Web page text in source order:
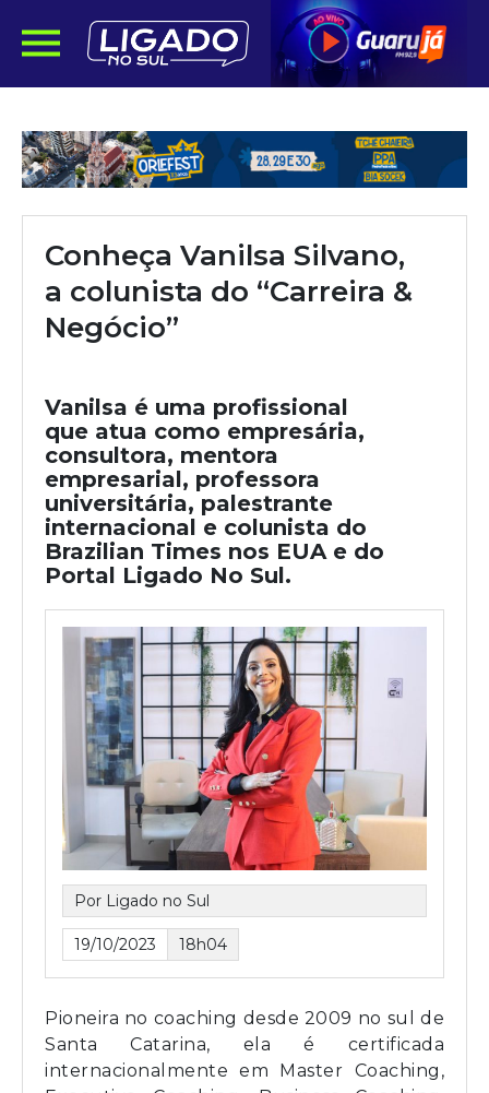
Conheça Vanilsa Silvano,
a colunista do “Carreira &
Negócio”
Vanilsa é uma profissional
que atua como empresária,
consultora, mentora
empresarial, professora
universitária, palestrante
internacional e colunista do
Brazilian Times nos EUA e do
Portal Ligado No Sul.
Por Ligado no Sul
19/10/2023 18h04
Pioneira no coaching desde 2009 no sul de
Santa Catarina, ela é certificada
internacionalmente em Master Coaching,